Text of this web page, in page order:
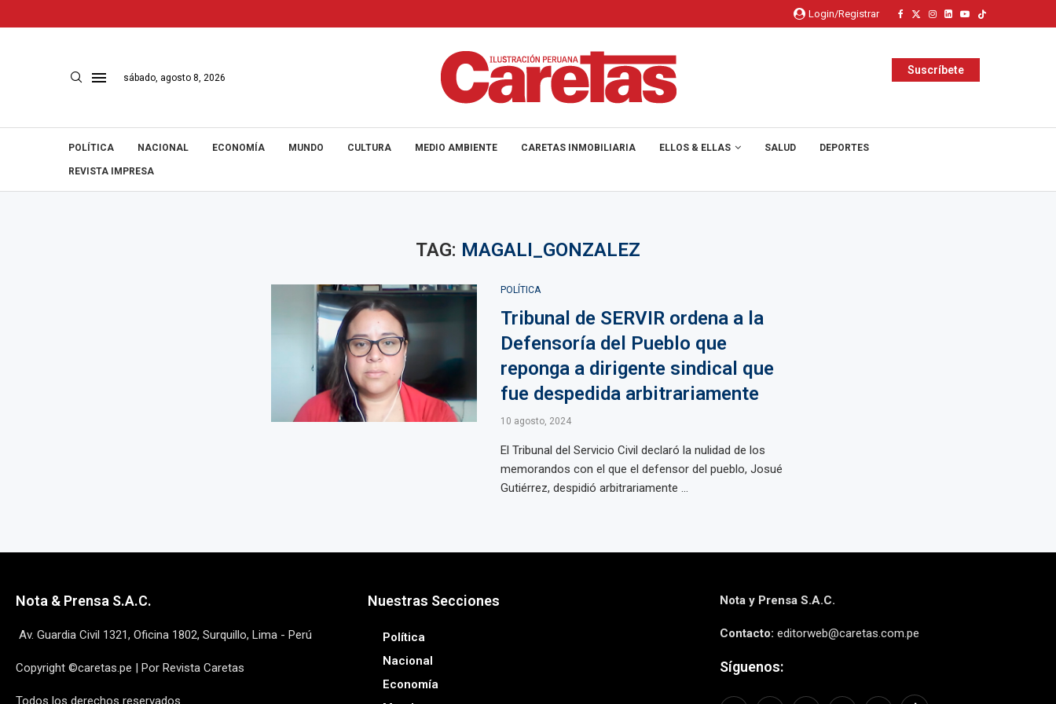
Login/Registrar
sábado, agosto 8, 2026
Suscríbete
POLÍTICA NACIONAL ECONOMÍA MUNDO CULTURA MEDIO AMBIENTE CARETAS INMOBILIARIA ELLOS & ELLAS SALUD DEPORTES
REVISTA IMPRESA
TAG: MAGALI_GONZALEZ
POLÍTICA
Tribunal de SERVIR ordena a la
Defensoría del Pueblo que
reponga a dirigente sindical que
fue despedida arbitrariamente
10 agosto, 2024
El Tribunal del Servicio Civil declaró la nulidad de los
memorandos con el que el defensor del pueblo, Josué
Gutiérrez, despidió arbitrariamente ...
Nota & Prensa S.A.C.
Av. Guardia Civil 1321, Oficina 1802, Surquillo, Lima - Perú
Copyright ©caretas.pe | Por Revista Caretas
Todos los derechos reservados
Nuestras Secciones
Política
Nacional
Economía
Nota y Prensa S.A.C.
Contacto: editorweb@caretas.com.pe
Síguenos: